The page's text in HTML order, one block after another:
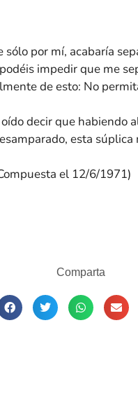
por mí, acabaría
impedir que me
de esto: No
decir que habiendo
esta súplica
el 12/6/1971)
Comparta